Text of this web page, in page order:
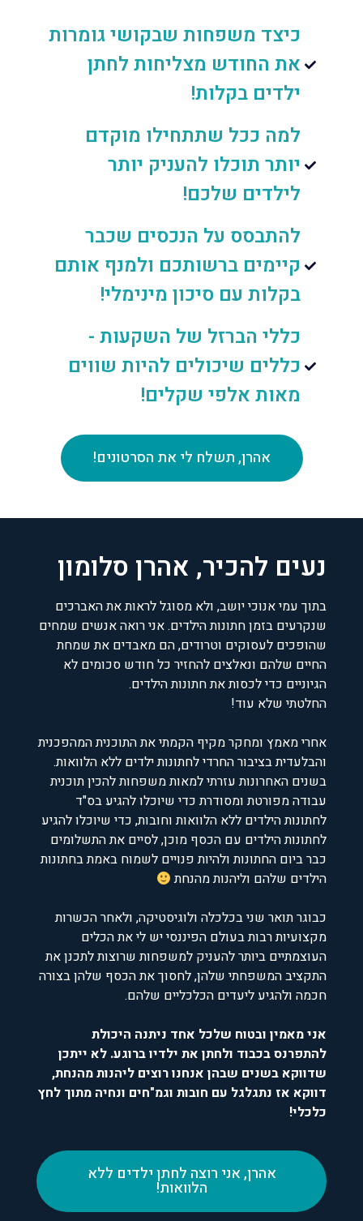
כיצד משפחות שבקושי גומרות
את החודש מצליחות לחתן
ילדים בקלות!
למה ככל שתתחילו מוקדם
יותר תוכלו להעניק יותר
לילדים שלכם!
להתבסס על הנכסים שכבר
קיימים ברשותכם ולמנף אותם
בקלות עם סיכון מינימלי!
כללי הברזל של השקעות -
כללים שיכולים להיות שווים
מאות אלפי שקלים!
אהרן, תשלח לי את הסרטונים!
נעים להכיר, אהרן סלומון
בתוך עמי אנוכי יושב, ולא מסוגל לראות את האברכים
שנקרעים בזמן חתונות הילדים. אני רואה אנשים שמחים
שהופכים לעסוקים וטרודים, הם מאבדים את שמחת
החיים שלהם ונאלצים להחזיר כל חודש סכומים לא
הגיוניים כדי לכסות את חתונות הילדים.
החלטתי שלא עוד!
אחרי מאמץ ומחקר מקיף הקמתי את התוכנית המהפכנית
והבלעדית בציבור החרדי לחתונות ילדים ללא הלוואות.
בשנים האחרונות עזרתי למאות משפחות להכין תוכנית
עבודה מפורטת ומסודרת כדי שיוכלו להגיע בס"ד
לחתונות הילדים ללא הלוואות וחובות, כדי שיוכלו להגיע
לחתונות הילדים עם הכסף מוכן, לסיים את התשלומים
כבר ביום החתונות ולהיות פנויים לשמוח באמת בחתונות
הילדים שלהם וליהנות מהנחת
כבוגר תואר שני בכלכלה ולוגיסטיקה, ולאחר הכשרות
מקצועיות רבות בעולם הפיננסי יש לי את הכלים
העוצמתיים ביותר להעניק למשפחות שרוצות לתכנן את
התקציב המשפחתי שלהן, לחסוך את הכסף שלהן בצורה
חכמה ולהגיע ליעדים הכלכליים שלהם.
אני מאמין ובטוח שלכל אחד ניתנה היכולת
להתפרנס בכבוד ולחתן את ילדיו ברוגע. לא ייתכן
שדווקא בשנים שבהן אנחנו רוצים ליהנות מהנחת,
דווקא אז נתגלגל עם חובות וגמ"חים ונחיה מתוך לחץ
כלכלי!
אהרן, אני רוצה לחתן ילדים ללא
הלוואות!